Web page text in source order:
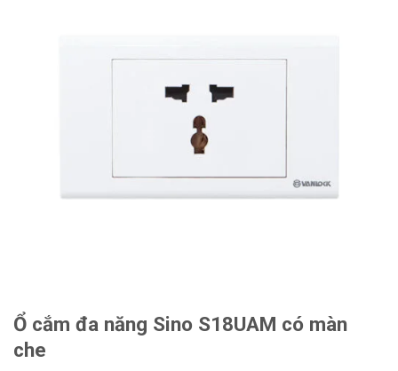
Ổ cắm đa năng Sino S18UAM có màn
che